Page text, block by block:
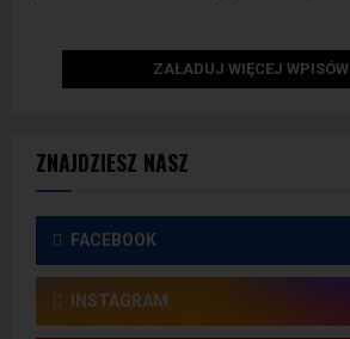
ZNAJDZIESZ NASZ
FACEBOOK
INSTAGRAM
ZAŁADUJ WIĘCEJ WPISÓW